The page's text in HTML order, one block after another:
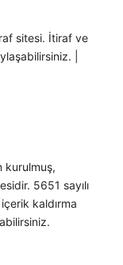
sitesi. İtiraf ve
|
kurulmuş,
5651 sayılı
kaldırma